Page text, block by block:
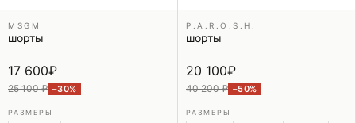
MSGM
шорты
17 600₽
25 100 ₽ −30%
РАЗМЕРЫ
P.A.R.O.S.H.
шорты
20 100₽
40 200 ₽ −50%
РАЗМЕРЫ